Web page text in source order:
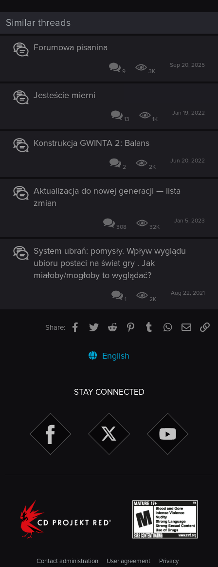
Similar threads
Forumowa pisanina
9 3K
Sep 20, 2025
Jesteście mierni
13 1K
Jan 19, 2022
Konstrukcja GWINTA 2: Balans
2 2K
Jun 20, 2022
Aktualizacja do nowej generacji — lista
zmian
308 32K
Jan 5, 2023
System ubrań: pomysły. Wpływ wyglądu
ubioru postaci na świat gry . Jak
miałoby/mogłoby to wyglądać?
1 2K
Aug 22, 2021
Share: Facebook
TwitterReddit PinterestTumblrWhatsApp
Email
English
STAY CONNECTED
Contact administration User agreement
Privacy